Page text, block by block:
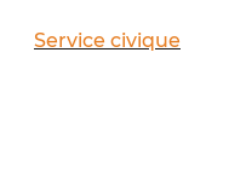
Service civique